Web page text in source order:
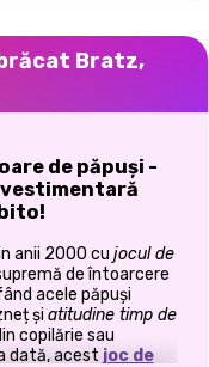
Bratz,
de păpuși -
vestimentară
anii 2000 cu jocul de
de întoarcere
acele păpuși
și atitudine timp de
copilărie sau
dată, acest joc de